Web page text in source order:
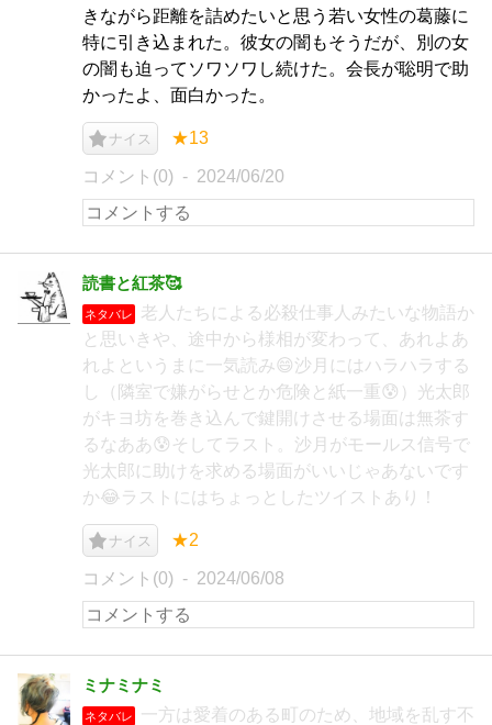
きながら距離を詰めたいと思う若い女性の葛藤に
特に引き込まれた。彼女の闇もそうだが、別の女
の闇も迫ってソワソワし続けた。会長が聡明で助
かったよ、面白かった。
ナイス ★13
コメント(0) 2024/06/20
読書と紅茶🥰
ネタバレ
老人たちによる必殺仕事人みたいな物語か
と思いきや、途中から様相が変わって、あれよあ
れよというまに一気読み😄沙月にはハラハラする
し（隣室で嫌がらせとか危険と紙一重😰）光太郎
がキヨ坊を巻き込んで鍵開けさせる場面は無茶す
るなああ😰そしてラスト。沙月がモールス信号で
光太郎に助けを求める場面がいいじゃあないです
か😂ラストにはちょっとしたツイストあり！
ナイス ★2
コメント(0) 2024/06/08
ミナミナミ
ネタバレ
一方は愛着のある町のため、地域を乱す不